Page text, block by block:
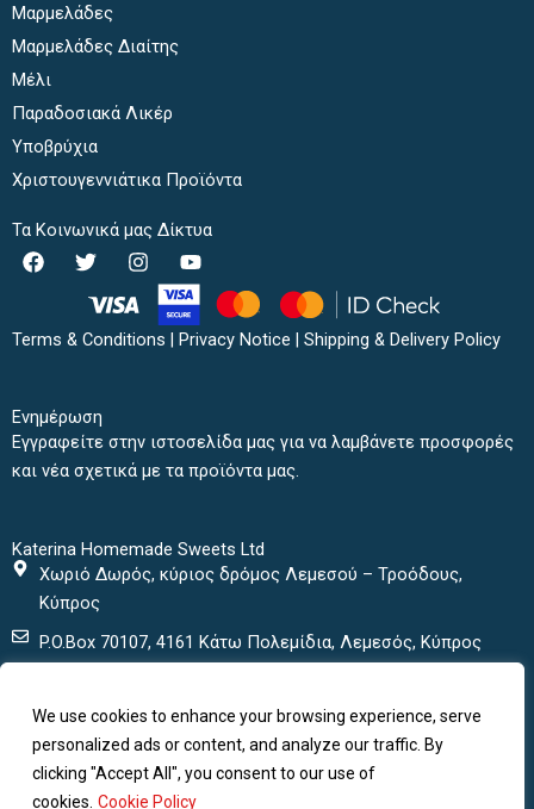
We use cookies to enhance your browsing experience, serve
personalized ads or content, and analyze our traffic. By
clicking "Accept All", you consent to our use of
cookies. Cookie Policy
Μαρμελάδες
Μαρμελάδες Διαίτης
Μέλι
Παραδοσιακά Λικέρ
Υποβρύχια
Χριστουγεννιάτικα Προϊόντα
Τα Κοινωνικά μας Δίκτυα
F
a
b
T
w
i
t
I
n
t
a
Y
o
u
t
u
Terms & Conditions | Privacy Notice | Shipping & Delivery Policy
Ενημέρωση
Εγγραφείτε στην ιστοσελίδα μας για να λαμβάνετε προσφορές
και νέα σχετικά με τα προϊόντα μας.
Katerina Homemade Sweets Ltd
Χωριό Δωρός, κύριος δρόμος Λεμεσού – Τροόδους,
Κύπρος
P.O.Box 70107, 4161 Κάτω Πολεμίδια, Λεμεσός, Κύπρος
+ 357 25435152
katerinasweets@cytanet.com.cy